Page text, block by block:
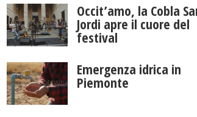
Occit’amo, la Cobla
Jordi apre il cuore del
festival
Emergenza idrica in
Piemonte